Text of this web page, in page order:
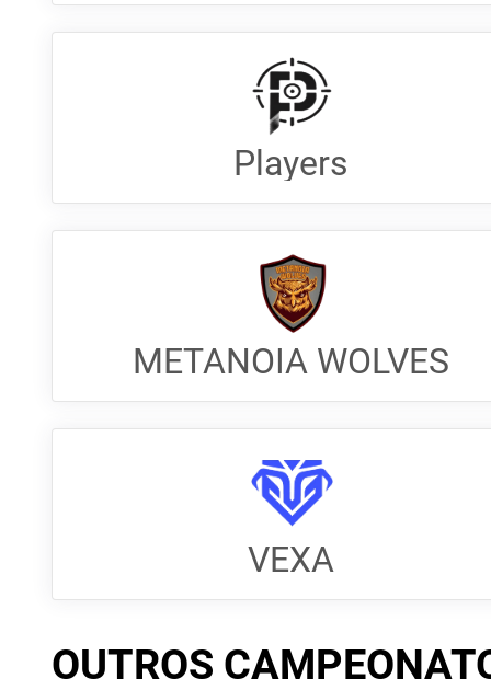
Players
METANOIA WOLVES
VEXA
OUTROS